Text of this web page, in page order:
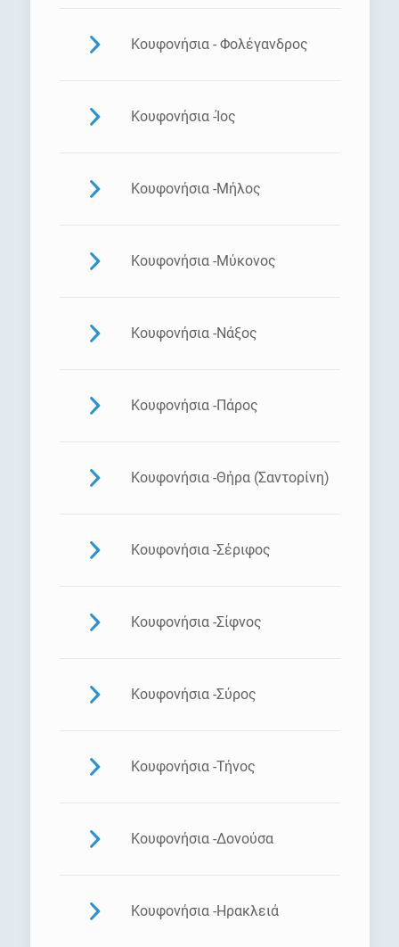
Κουφονήσια - Φολέγανδρος
Κουφονήσια -Ίος
Κουφονήσια -Μήλος
Κουφονήσια -Μύκονος
Κουφονήσια -Νάξος
Κουφονήσια -Πάρος
Κουφονήσια -Θήρα (Σαντορίνη)
Κουφονήσια -Σέριφος
Κουφονήσια -Σίφνος
Κουφονήσια -Σύρος
Κουφονήσια -Τήνος
Κουφονήσια -Δονούσα
Κουφονήσια -Ηρακλειά